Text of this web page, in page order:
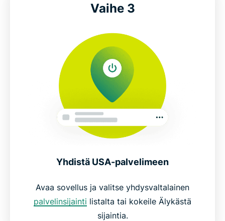
Vaihe 3
Yhdistä USA-palvelimeen
Avaa sovellus ja valitse yhdysvaltalainen
palvelinsijainti listalta tai kokeile Älykästä
sijaintia.